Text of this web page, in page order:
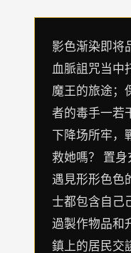
影色渐染即将
血脈詛咒当中
魔王的旅途；
者的毒手一若
下降场所牢，
救她嗎？ 置身
遇見形形色色
士都包含自己
過製作物品和
鎮上的居民交